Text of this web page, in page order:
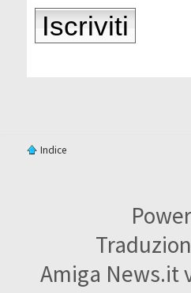
Iscriviti
Indice
Amiga News.it